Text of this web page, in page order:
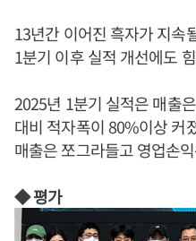
13년간 이어진 흑자가 지속
1분기 이후 실적 개선에도
2025년 1분기 실적은 매출
대비 적자폭이 80%이상 커
매출은 쪼그라들고 영업손
◆ 평가